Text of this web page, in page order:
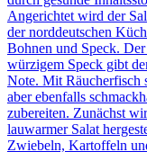
Angerichtet wird der
der norddeutschen
Bohnen und Speck.
würzigem Speck gibt
Note. Mit Räucherfisch
aber ebenfalls
zubereiten. Zunächst
lauwarmer Salat
Zwiebeln, Kartoffeln